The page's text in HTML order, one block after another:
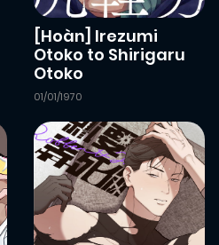
[Hoàn] Irezumi
Otoko to Shirigaru
Otoko
01/01/1970